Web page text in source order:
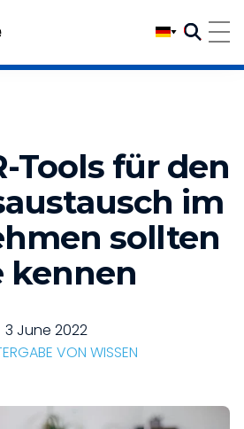
Tools für den
im
sollten
kennen
3 June 2022
VON WISSEN